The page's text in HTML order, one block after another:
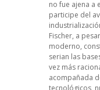
no fue ajena a
participe del
Fischer, a
moderno,
serian las
vez más
acompañada
tecnológicos,